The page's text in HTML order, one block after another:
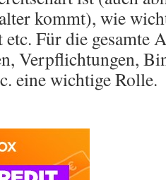
kommt), wie
etc. Für die gesamte
Verpflichtungen,
eine wichtige Rolle.